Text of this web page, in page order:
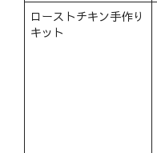
ローストチキン手作り
キット